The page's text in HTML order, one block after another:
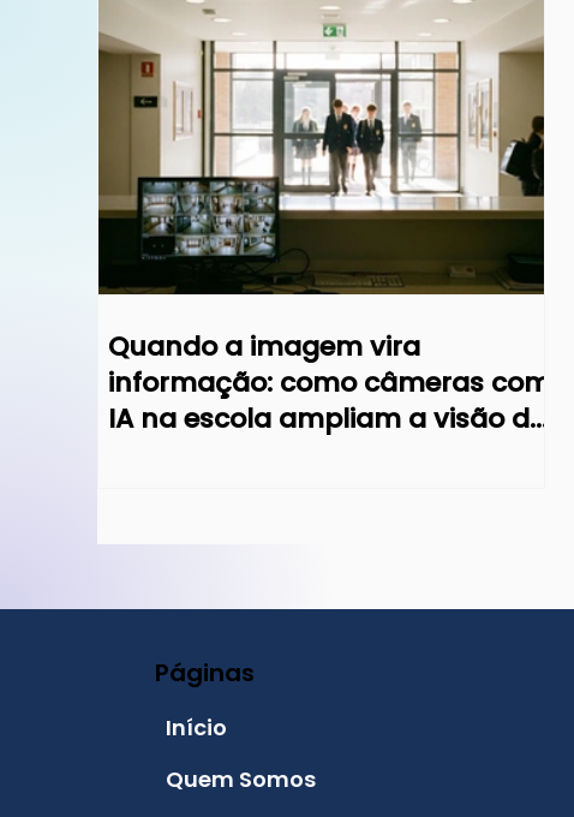
Quando a imagem vira
informação: como câmeras com
IA na escola ampliam a visão da
Páginas
Início
Quem Somos